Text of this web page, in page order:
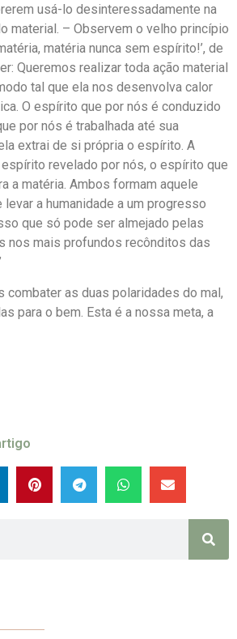
usá-lo desinteressadamente na
material. – Observem o velho princípio
matéria nunca sem espírito!’, de
Queremos realizar toda ação material
tal que ela nos desenvolva calor
O espírito que por nós é conduzido
por nós é trabalhada até sua
extrai de si própria o espírito. A
revelado por nós, o espírito que
a matéria. Ambos formam aquele
a humanidade a um progresso
que só pode ser almejado pelas
nos mais profundos recônditos das
combater as duas polaridades do mal,
para o bem. Esta é a nossa meta, a